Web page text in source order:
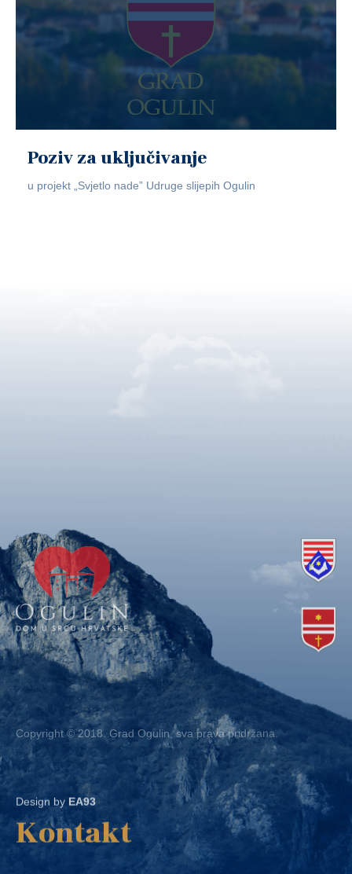
Poziv za uključivanje
u projekt „Svjetlo nade” Udruge slijepih Ogulin
Copyright © 2018. Grad Ogulin, sva prava pridržana.
Design byEA93
Kontakt